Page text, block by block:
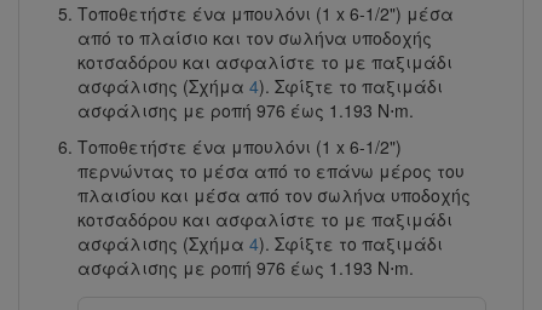
Τοποθετήστε ένα μπουλόνι (1 x 6-1/2") μέσα
από το πλαίσιο και τον σωλήνα υποδοχής
κοτσαδόρου και ασφαλίστε το με παξιμάδι
ασφάλισης (Σχήμα 4). Σφίξτε το παξιμάδι
ασφάλισης με ροπή 976 έως 1.193 N⋅m.
Τοποθετήστε ένα μπουλόνι (1 x 6-1/2")
περνώντας το μέσα από το επάνω μέρος του
πλαισίου και μέσα από τον σωλήνα υποδοχής
κοτσαδόρου και ασφαλίστε το με παξιμάδι
ασφάλισης (Σχήμα 4). Σφίξτε το παξιμάδι
ασφάλισης με ροπή 976 έως 1.193 N⋅m.